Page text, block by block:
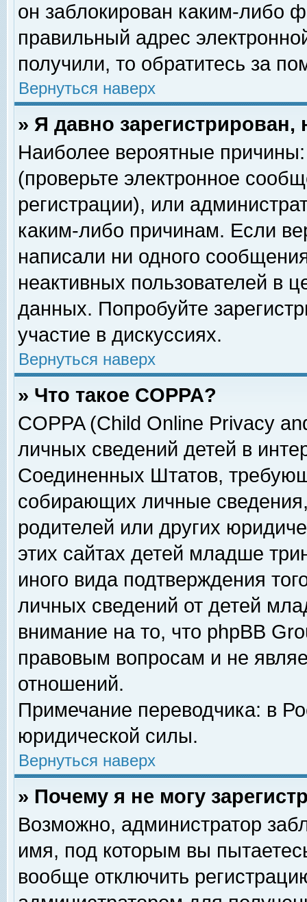
он заблокирован каким-либо
правильный адрес
получили, то обратитесь за
Вернуться наверх
» Я давно
Наиболее вероятные
(проверьте электронное
регистрации), или
каким-либо причинам. Если
написали ни одного
неактивных пользователей в
данных. Попробуйте
участие в дискуссиях.
Вернуться наверх
» Что такое COPPA?
COPPA (Child Online Privacy
личных сведений детей в
Соединенных Штатов,
собирающих личные
родителей или других
этих сайтах детей младше
иного вида подтверждения
личных сведений от детей
внимание на то, что phpBB
правовым вопросам и не
отношений.
Примечание переводчика: в
юридической силы.
Вернуться наверх
» Почему я не могу
Возможно, администратор
имя, под которым вы
вообще отключить